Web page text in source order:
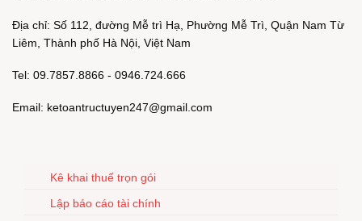
Địa chỉ: Số 112, đường Mễ trì Hạ, Phường Mễ Trì, Quận Nam Từ
Liêm, Thành phố Hà Nội, Việt Nam
Tel: 09.7857.8866 - 0946.724.666
Email: ketoantructuyen247@gmail.com
Kê khai thuế trọn gói
Lập báo cáo tài chính